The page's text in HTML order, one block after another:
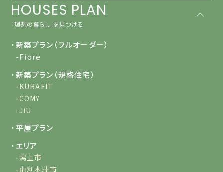
HOUSES PLAN
「理想の暮らし」を見つける
・新築プラン（フルオーダー）
-Fiore
・新築プラン（規格住宅）
-KURAFIT
-COMY
-JiU
・平屋プラン
・エリア
-潟上市
-由利本荘市